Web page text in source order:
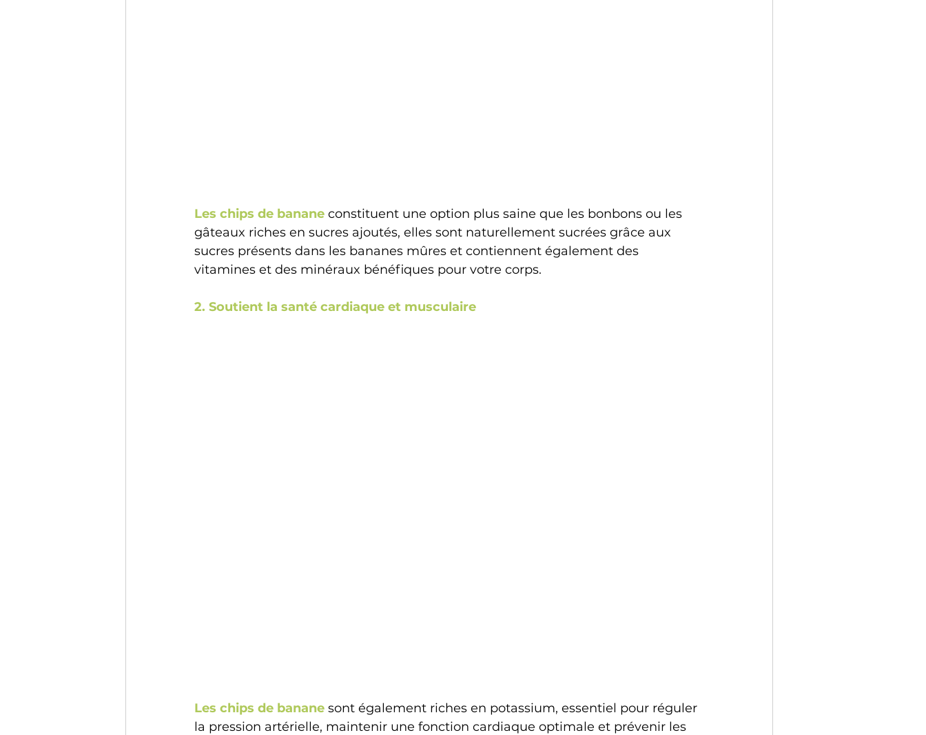
Les chips de banane constituent une option plus saine que les bonbons ou les
gâteaux riches en sucres ajoutés, elles sont naturellement sucrées grâce aux
sucres présents dans les bananes mûres et contiennent également des
vitamines et des minéraux bénéfiques pour votre corps.
2. Soutient la santé cardiaque et musculaire
Les chips de banane sont également riches en potassium, essentiel pour réguler
la pression artérielle, maintenir une fonction cardiaque optimale et prévenir les